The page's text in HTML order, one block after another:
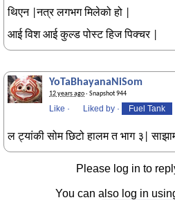
थिएन |नत्र लगभग मिलेको हो |
आई विश आई कुल्ड पोस्ट हिज पिक्चर |
YoTaBhayanaNiSom
12 years ago· Snapshot 944
Like · Liked by · Fuel Tank
ल ट्यांकी सोम छिटो हालम त भाग ३|
Please log in to
You can also log in